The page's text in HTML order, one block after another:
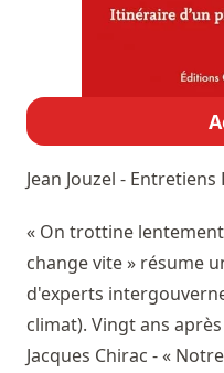
Jean Jouzel - Entretiens
« On trottine
change vite » résume
d'experts
climat). Vingt ans
Jacques Chirac - «